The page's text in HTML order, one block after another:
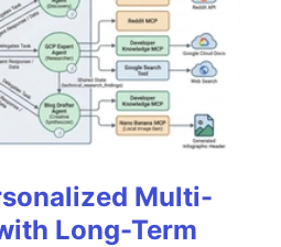
Multi-
Long-Term